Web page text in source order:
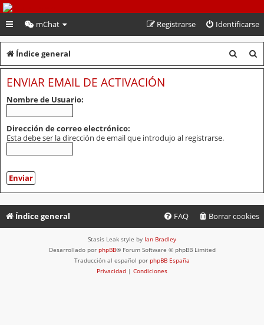
PeruVoley.com
mChat Identificarse
Registrarse
Índice general
u
u
ENVIAR EMAIL DE ACTIVACIÓN
Nombre de Usuario:
Dirección de correo electrónico:
Esta debe ser la dirección de email que introdujo al registrarse.
Índice general Borrar cookies
FAQ
Stasis Leak style by Ian Bradley
Desarrollado por phpBB® Forum Software © phpBB Limited
Traducción al español por phpBB España
Privacidad | Condiciones